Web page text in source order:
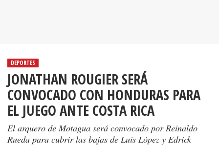
DEPORTES
JONATHAN ROUGIER SERÁ
CONVOCADO CON HONDURAS PARA
EL JUEGO ANTE COSTA RICA
El arquero de Motagua será convocado por Reinaldo
Rueda para cubrir las bajas de Luis López y Edrick